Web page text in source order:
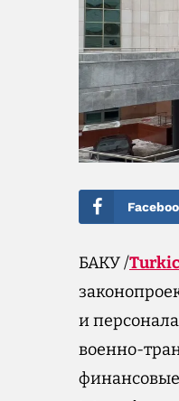
БАКУ /
и
военно-
финансовые